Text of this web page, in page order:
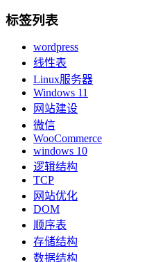
标签列表
wordpress
线性表
Linux服务器
Windows 11
网站建设
微信
WooCommerce
windows 10
逻辑结构
TCP
网站优化
DOM
顺序表
存储结构
数据结构